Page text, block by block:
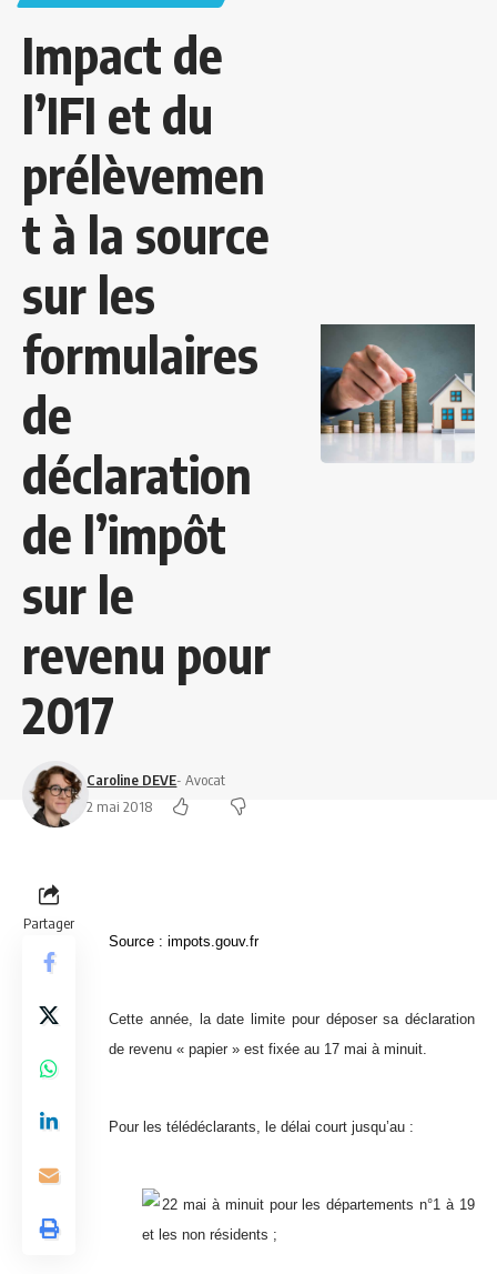
Impact de
l’IFI et du
prélèvemen
t à la source
sur les
formulaires
de
déclaration
de l’impôt
sur le
revenu pour
2017
Caroline DEVE- Avocat
2 mai 2018
Partager
Source : impots.gouv.fr
Cette année, la date limite pour déposer sa déclaration
de revenu « papier » est fixée au 17 mai à minuit.
Pour les télédéclarants, le délai court jusqu’au :
22 mai à minuit pour les départements n°1 à 19
et les non résidents ;